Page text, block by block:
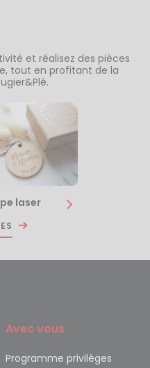
et réalisez des pièces
tout en profitant de la
laser
Avec vous
Programme privilèges